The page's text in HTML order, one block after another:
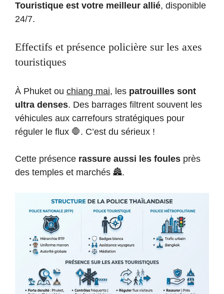
Touristique est votre meilleur allié, disponible
24/7.
Effectifs et présence policière sur les axes
touristiques
À Phuket ou chiang mai, les patrouilles sont
ultra denses. Des barrages filtrent souvent les
véhicules aux carrefours stratégiques pour
réguler le flux 🛑. C’est du sérieux !
Cette présence rassure aussi les foules près
des temples et marchés 🏯.